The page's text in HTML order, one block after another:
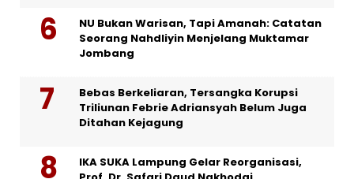
NU Bukan Warisan, Tapi Amanah: Catatan
Seorang Nahdliyin Menjelang Muktamar
Jombang
Bebas Berkeliaran, Tersangka Korupsi
Triliunan Febrie Adriansyah Belum Juga
Ditahan Kejagung
IKA SUKA Lampung Gelar Reorganisasi,